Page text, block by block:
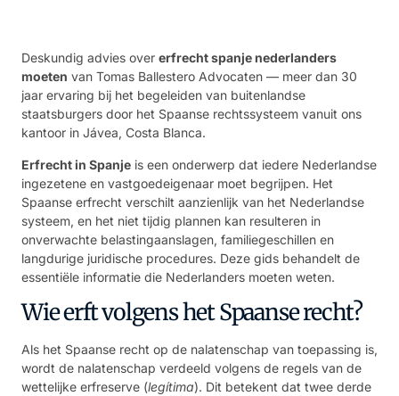
Deskundig advies over erfrecht spanje nederlanders
moeten van Tomas Ballestero Advocaten — meer dan 30
jaar ervaring bij het begeleiden van buitenlandse
staatsburgers door het Spaanse rechtssysteem vanuit ons
kantoor in Jávea, Costa Blanca.
Erfrecht in Spanje is een onderwerp dat iedere Nederlandse
ingezetene en vastgoedeigenaar moet begrijpen. Het
Spaanse erfrecht verschilt aanzienlijk van het Nederlandse
systeem, en het niet tijdig plannen kan resulteren in
onverwachte belastingaanslagen, familiegeschillen en
langdurige juridische procedures. Deze gids behandelt de
essentiële informatie die Nederlanders moeten weten.
Wie erft volgens het Spaanse recht?
Als het Spaanse recht op de nalatenschap van toepassing is,
wordt de nalatenschap verdeeld volgens de regels van de
wettelijke erfreserve (legítima). Dit betekent dat twee derde